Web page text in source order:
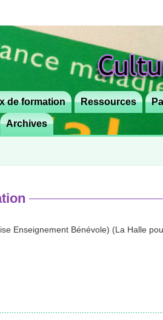
Aller
contenu
de formation Ressources
Archives
Enseignement Bénévole) (La Halle